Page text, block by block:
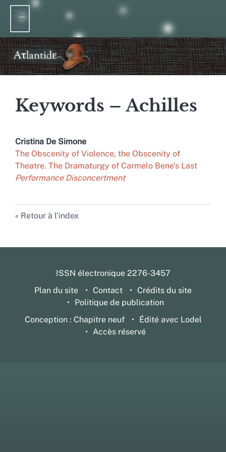
Menu
Keywords – Achilles
Cristina De Simone
The Obscenity of Violence, the Obscenity of
Theatre. The Dramaturgy of Carmelo Bene’s Last
Performance Disconcertment
Retour à l’index
ISSN électronique 2276-3457
Plan du site
Contact
Crédits du site
Politique de publication
Conception : Chapitre neuf
Édité avec Lodel
Accès réservé